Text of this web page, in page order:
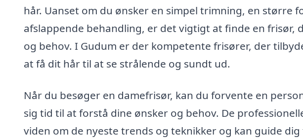
hår. Uanset om du ønsker en simpel trimning, en større
afslappende behandling, er det vigtigt at finde en frisør,
og behov. I Gudum er der kompetente frisører, der
at få dit hår til at se strålende og sundt ud.
Når du besøger en damefrisør, kan du forvente en
sig tid til at forstå dine ønsker og behov. De
viden om de nyeste trends og teknikker og kan guide